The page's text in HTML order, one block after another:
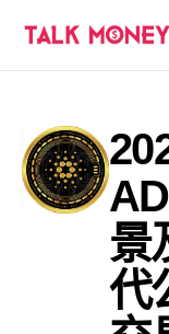
證券商評價
各種投資產品戶口
景
代